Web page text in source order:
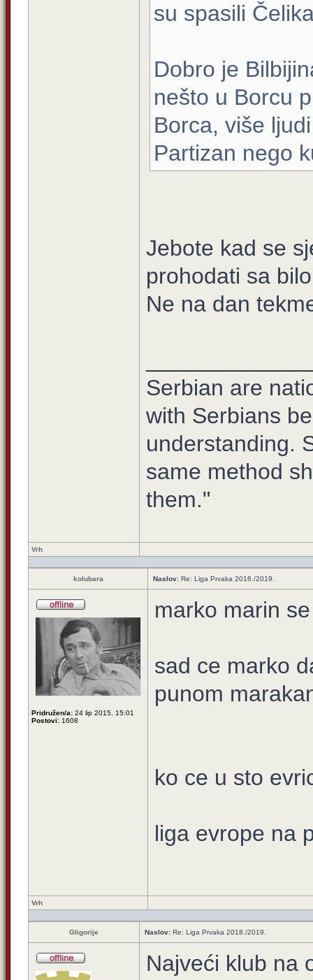
su spasili
Dobro je
nešto u Borcu
Borca, više
Partizan nego
Jebote kad se
prohodati sa
Ne na dan
Serbian are
with Serbians
understanding.
same method
them."
Vrh
kolubara Naslov: Re: Liga Prvaka 2018./2019.
Pridružen/a: 24 lip 2015, 15:01
Postovi: 1608
marko marin
sad ce marko
punom
ko ce u sto
liga evrope na
Vrh
Gligorije Naslov: Re: Liga Prvaka 2018./2019.
Najveći klub na